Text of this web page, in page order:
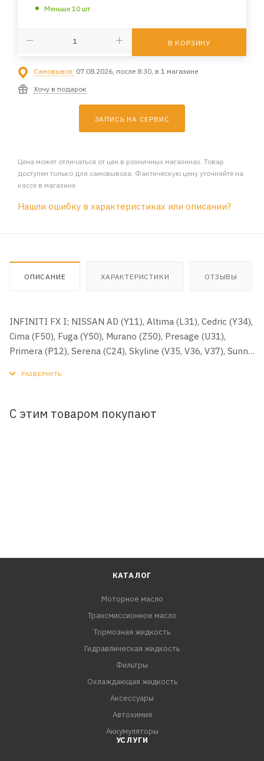
Меньше 10 шт
В КОРЗИНУ
Самовывоз: 07.08.2026, после 8:30, в 1 магазине
Хочу в подарок
ЗАПИСЬ НА СЕРВИС
Цена может отличаться от цен в розничных магазинах. Товар
доступен только для самовывоза. Фактическую цену уточняйте на
кассе в магазине
Нашли ошибку в характеристиках или описании?
ОПИСАНИЕ ХАРАКТЕРИСТИКИ ОТЗЫВЫ
INFINITI FX I; NISSAN AD (Y11), Altima (L31), Cedric (Y34),
Cima (F50), Fuga (Y50), Murano (Z50), Presage (U31),
Primera (P12), Serena (C24), Skyline (V35, V36, V37), Sunny
С этим товаром покупают
КАТАЛОГ
Моторное масло
Трансмиссионное масло
Тормозная жидкость
Гидравлическая жидкость
Фильтры
Охлаждающая жидкость
Аксессуары
Автохимия
Аккумуляторы
УСЛУГИ